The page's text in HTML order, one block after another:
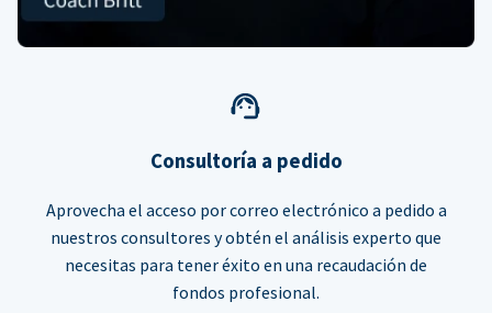
Consultoría a pedido
Aprovecha el acceso por correo electrónico a pedido a
nuestros consultores y obtén el análisis experto que
necesitas para tener éxito en una recaudación de
fondos profesional.